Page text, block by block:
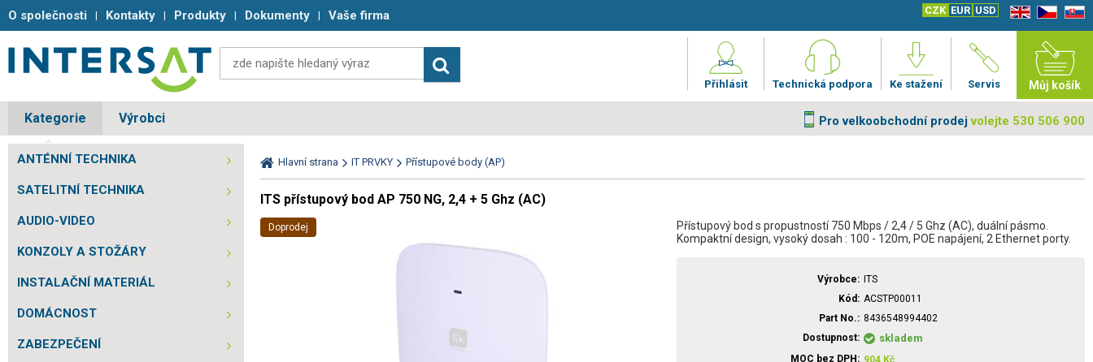
O společnosti Kontakty Produkty Dokumenty Vaše firma EN CZ SK
CZK EUR USD
Můj košík
Servis
Ke stažení
Technická podpora
Přihlásit
Kategorie Výrobci Pro velkoobchodní prodejvolejte 530 506 900
ANTÉNNÍ TECHNIKA
SATELITNÍ TECHNIKA
AUDIO-VIDEO
KONZOLY A STOŽÁRY
INSTALAČNÍ MATERIÁL
DOMÁCNOST
ZABEZPEČENÍ
Hlavní strana IT PRVKY Přístupové body (AP)
ITS přístupový bod AP 750 NG, 2,4 + 5 Ghz (AC)
Doprodej
Přístupový bod s propustností 750 Mbps / 2,4 / 5 Ghz (AC), duální pásmo.
Kompaktní design, vysoký dosah : 100 - 120m, POE napájení, 2 Ethernet porty.
Výrobce
ITS
Kód
ACSTP00011
Part No.
8436548994402
Dostupnost
skladem
MOC bez DPH 904 Kč